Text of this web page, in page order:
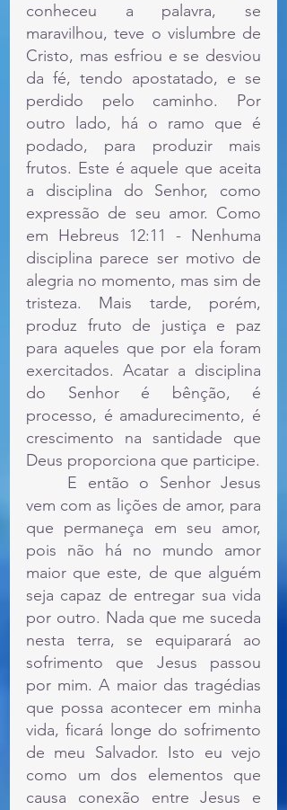
conheceu a palavra, se
maravilhou, teve o vislumbre de
Cristo, mas esfriou e se desviou
da fé, tendo apostatado, e se
perdido pelo caminho. Por
outro lado, há o ramo que é
podado, para produzir mais
frutos. Este é aquele que aceita
a disciplina do Senhor, como
expressão de seu amor. Como
em Hebreus 12:11 - Nenhuma
disciplina parece ser motivo de
alegria no momento, mas sim de
tristeza. Mais tarde, porém,
produz fruto de justiça e paz
para aqueles que por ela foram
exercitados. Acatar a disciplina
do Senhor é bênção, é
processo, é amadurecimento, é
crescimento na santidade que
Deus proporciona que participe.
vem com as lições de amor, para
que permaneça em seu amor,
pois não há no mundo amor
maior que este, de que alguém
seja capaz de entregar sua vida
por outro. Nada que me suceda
nesta terra, se equiparará ao
sofrimento que Jesus passou
por mim. A maior das tragédias
que possa acontecer em minha
vida, ficará longe do sofrimento
de meu Salvador. Isto eu vejo
como um dos elementos que
causa conexão entre Jesus e